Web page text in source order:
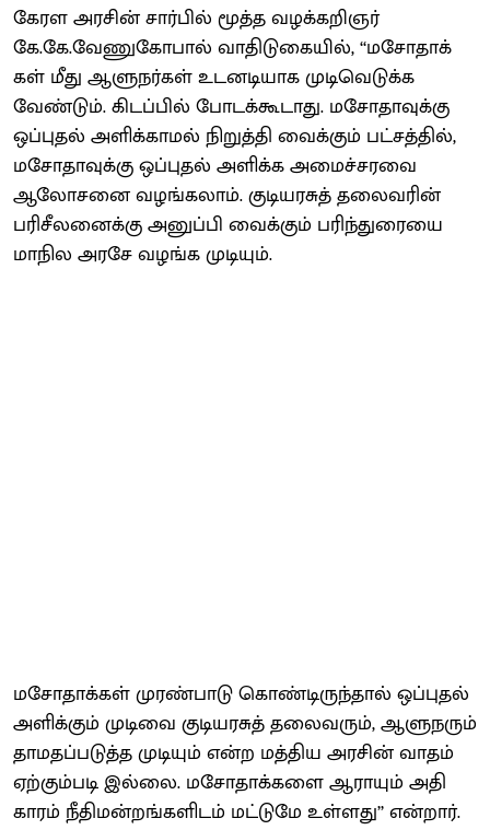
கேரள அரசின் சார்​பில் மூத்த வழக்​கறிஞர்
கே.கே.வேணுகோ​பால் வாதிடு​கை​யில், ‘‘மசோ​தாக்​
கள் மீது ஆளுநர்​கள் உடனடி​யாக முடி​வெடுக்க
வேண்​டும். கிடப்​பில் போடக்​கூ​டாது. மசோ​தாவுக்கு
ஒப்​புதல் அளிக்​காமல் நிறுத்தி வைக்​கும் பட்​சத்​தில்,
மசோ​தாவுக்கு ஒப்​புதல் அளிக்க அமைச்​சரவை
ஆலோ​சனை வழங்​கலாம். குடியரசுத் தலை​வரின்
பரிசீலனைக்கு அனுப்பி வைக்​கும் பரிந்​துரையை
மாநில அரசே வழங்க முடி​யும்.
மசோ​தாக்​கள் முரண்​பாடு கொண்​டிருந்​தால் ஒப்​புதல்
அளிக்​கும் முடிவை குடியரசுத் தலை​வரும், ஆளுநரும்
தாமதப்​படுத்த முடியும் என்ற மத்​திய அரசின் வாதம்
ஏற்​கும்​படி இல்​லை. மசோ​தாக்​களை ஆரா​யும் அதி​
காரம் நீதி​மன்​றங்​களிடம் மட்​டுமே உள்​ளது’’ என்​றார்.